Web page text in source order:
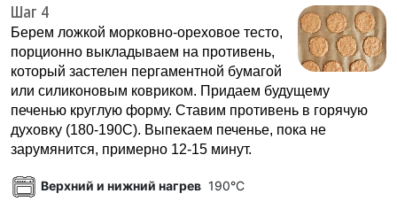
Шаг 4
Берем ложкой морковно-ореховое тесто,
порционно выкладываем на противень,
который застелен пергаментной бумагой
или силиконовым ковриком. Придаем будущему
печенью круглую форму. Ставим противень в горячую
духовку (180-190С). Выпекаем печенье, пока не
зарумянится, примерно 12-15 минут.
Верхний и нижний нагрев 190°C